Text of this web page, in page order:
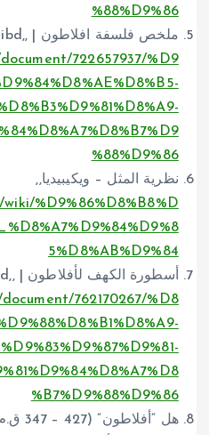
%88%D9%86
ملخص فلسفة افلاطون | PDF – Scribd,,
722657937/%D9
%88%D9%86
نظرية المثل – ويكيبيديا,,
%D9%86%D8%B8%D
5%D8%AB%D9%84
أسطورة الكهف لأفلاطون | PDF – Scribd,,
762170267/%D8
%B7%D9%88%D9%86
هل